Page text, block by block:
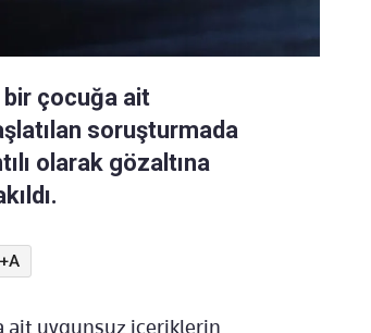
bir çocuğa ait
soruşturmada
olarak gözaltına
+A
ait uygunsuz içeriklerin